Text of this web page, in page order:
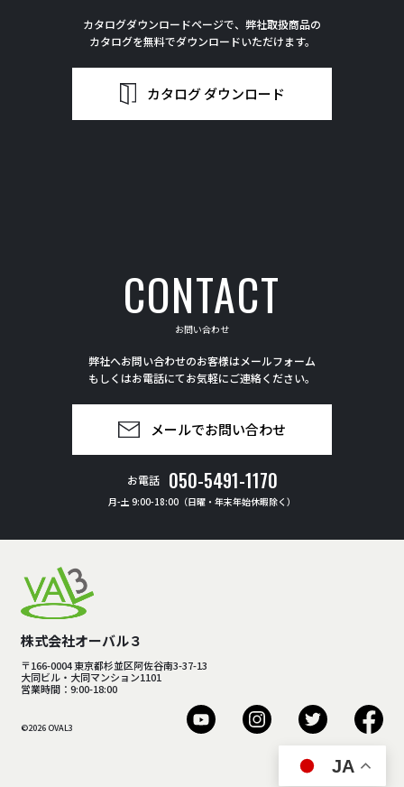
カタログダウンロードページで、弊社取扱商品の
カタログを無料でダウンロードいただけます。
カタログ ダウンロード
CONTACT
お問い合わせ
弊社へお問い合わせのお客様はメールフォーム
もしくはお電話にてお気軽にご連絡ください。
メールでお問い合わせ
お電話 050-5491-1170
月-土 9:00-18:00（日曜・年末年始休暇除く）
株式会社オーバル３
〒166-0004 東京都杉並区阿佐谷南3-37-13
大同ビル・大同マンション1101
営業時間：9:00-18:00
©2026 OVAL3
JA